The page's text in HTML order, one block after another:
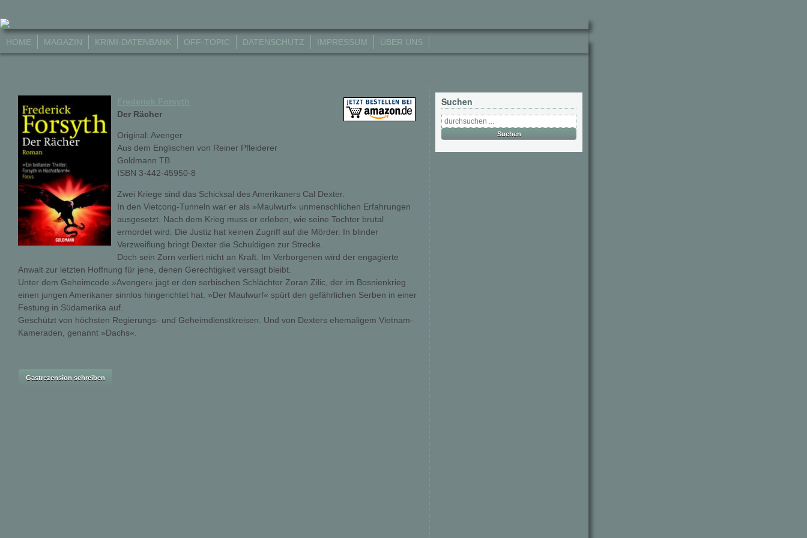
HOME MAGAZIN KRIMI-DATENBANK OFF-TOPIC DATENSCHUTZ IMPRESSUM ÜBER UNS
Der Rächer
Original: Avenger
Aus dem Englischen von Reiner Pfleiderer
Goldmann TB
ISBN 3-442-45950-8
Zwei Kriege sind das Schicksal des Amerikaners Cal Dexter.
In den Vietcong-Tunneln war er als »Maulwurf« unmenschlichen Erfahrungen
ausgesetzt. Nach dem Krieg muss er erleben, wie seine Tochter brutal
ermordet wird. Die Justiz hat keinen Zugriff auf die Mörder. In blinder
Verzweiflung bringt Dexter die Schuldigen zur Strecke.
Doch sein Zorn verliert nicht an Kraft. Im Verborgenen wird der engagierte
Anwalt zur letzten Hoffnung für jene, denen Gerechtigkeit versagt bleibt.
Unter dem Geheimcode »Avenger« jagt er den serbischen Schlächter Zoran Zilic, der im Bosnienkrieg
einen jungen Amerikaner sinnlos hingerichtet hat. »Der Maulwurf« spürt den gefährlichen Serben in einer
Festung in Südamerika auf.
Geschützt von höchsten Regierungs- und Geheimdienstkreisen. Und von Dexters ehemaligem Vietnam-
Kameraden, genannt »Dachs«.
Suchen